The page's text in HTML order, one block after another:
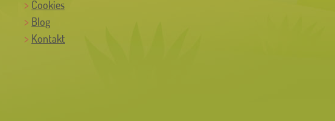
Cookies
Blog
Kontakt